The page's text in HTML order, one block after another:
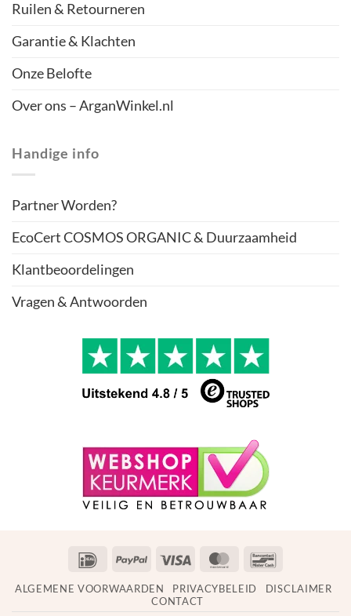
Ruilen & Retourneren
Garantie & Klachten
Onze Belofte
Over ons – ArganWinkel.nl
Handige info
Partner Worden?
EcoCert COSMOS ORGANIC & Duurzaamheid
Klantbeoordelingen
Vragen & Antwoorden
IDeal PayPal Visa MasterCard
ALGEMENE VOORWAARDEN PRIVACYBELEID
DISCLAIMER
CONTACT